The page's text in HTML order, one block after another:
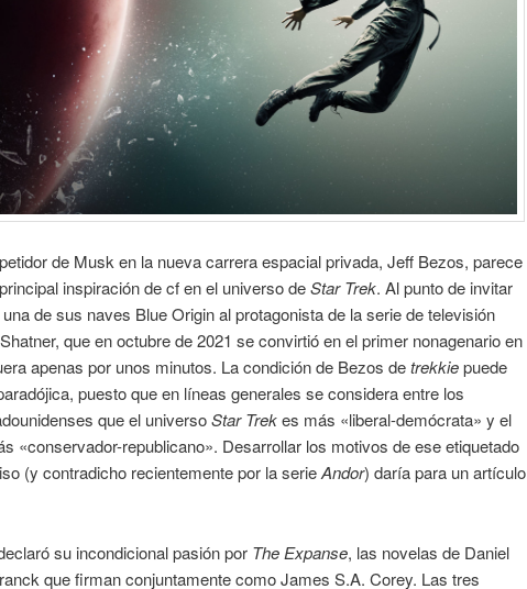
de Musk en la nueva carrera espacial privada, Jeff Bezos, parece
inspiración de cf en el universo deStar Trek. Al punto de invitar
de sus naves Blue Origin al protagonista de la serie de televisión
que en octubre de 2021 se convirtió en el primer nonagenario en
apenas por unos minutos. La condición de Bezos detrekkiepuede
puesto que en líneas generales se considera entre los
que el universoStar Trekes más «liberal-demócrata» y el
«conservador-republicano». Desarrollar los motivos de ese etiquetado
(y contradicho recientemente por la serieAndor) daría para un artículo
su incondicional pasión por The Expanse, las novelas de Daniel
que firman conjuntamente como James S.A. Corey. Las tres